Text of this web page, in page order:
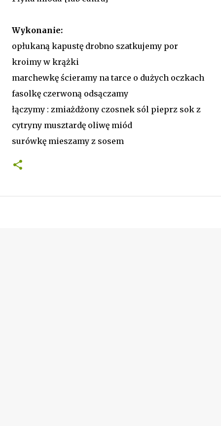
Wykonanie:
opłukaną kapustę drobno szatkujemy por
kroimy w krążki
marchewkę ścieramy na tarce o dużych oczkach
fasolkę czerwoną odsączamy
łączymy : zmiażdżony czosnek sól pieprz sok z
cytryny musztardę oliwę miód
surówkę mieszamy z sosem